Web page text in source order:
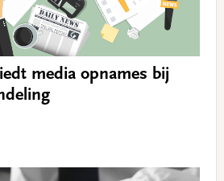
media opnames bij